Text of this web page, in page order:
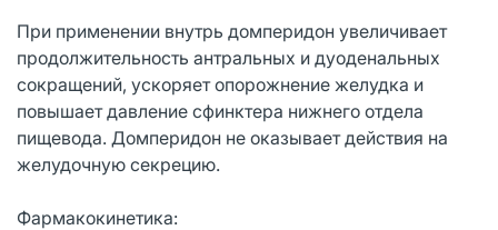
При применении внутрь домперидон увеличивает
продолжительность антральных и дуоденальных
сокращений, ускоряет опорожнение желудка и
повышает давление сфинктера нижнего отдела
пищевода. Домперидон не оказывает действия на
желудочную секрецию.
Фармакокинетика: